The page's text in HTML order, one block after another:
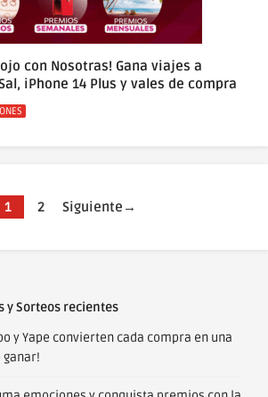
con Nosotras! Gana viajes a
iPhone 14 Plus y vales de compra
Página
1 Página
2 Siguiente →
y Sorteos recientes
y Yape convierten cada compra en una
ganar!